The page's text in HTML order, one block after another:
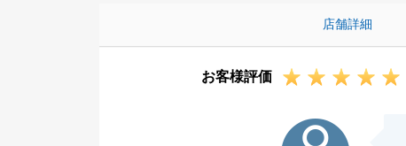
店舗詳細
お客様評価